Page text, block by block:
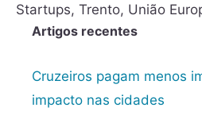
Startups, Trento, União
Artigos recentes
Cruzeiros pagam menos
impacto nas cidades